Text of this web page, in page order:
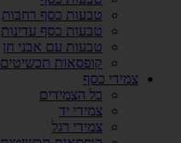
טבעות כסף רחבות
טבעות כסף עדינות
טבעות עם אבני חן
קופסאות תכשיטים
צמידי כסף
כל הצמידים
צמידי יד
צמידי רגל